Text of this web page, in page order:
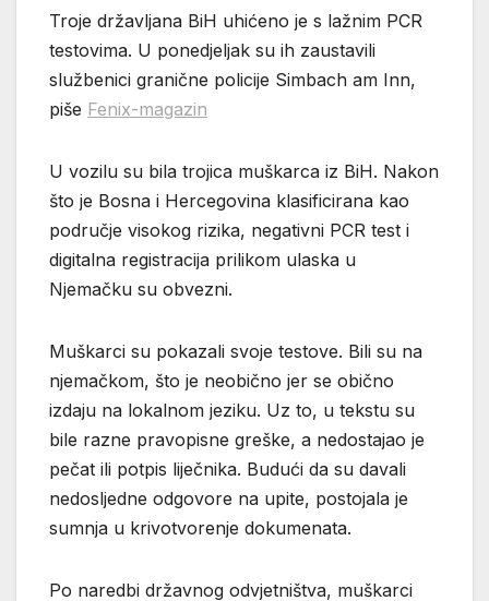
Troje državljana BiH uhićeno je s lažnim PCR
testovima. U ponedjeljak su ih zaustavili
službenici granične policije Simbach am Inn,
piše Fenix-magazin
U vozilu su bila trojica muškarca iz BiH. Nakon
što je Bosna i Hercegovina klasificirana kao
područje visokog rizika, negativni PCR test i
digitalna registracija prilikom ulaska u
Njemačku su obvezni.
Muškarci su pokazali svoje testove. Bili su na
njemačkom, što je neobično jer se obično
izdaju na lokalnom jeziku. Uz to, u tekstu su
bile razne pravopisne greške, a nedostajao je
pečat ili potpis liječnika. Budući da su davali
nedosljedne odgovore na upite, postojala je
sumnja u krivotvorenje dokumenata.
Po naredbi državnog odvjetništva, muškarci